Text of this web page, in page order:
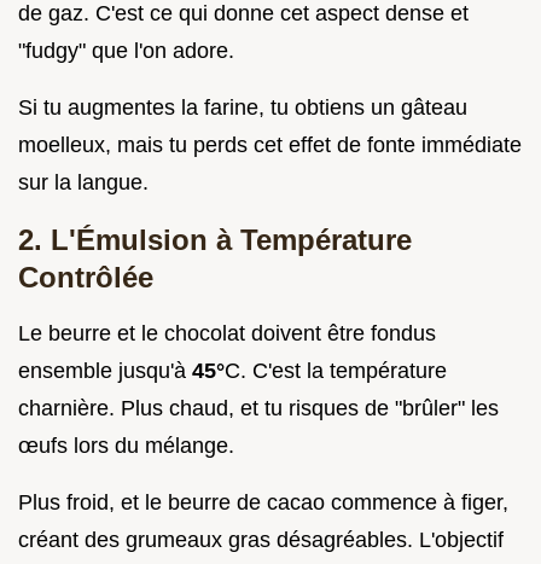
de gaz. C'est ce qui donne cet aspect dense et
"fudgy" que l'on adore.
Si tu augmentes la farine, tu obtiens un gâteau
moelleux, mais tu perds cet effet de fonte immédiate
sur la langue.
2. L'Émulsion à Température
Contrôlée
Le beurre et le chocolat doivent être fondus
ensemble jusqu'à 45°C. C'est la température
charnière. Plus chaud, et tu risques de "brûler" les
œufs lors du mélange.
Plus froid, et le beurre de cacao commence à figer,
créant des grumeaux gras désagréables. L'objectif